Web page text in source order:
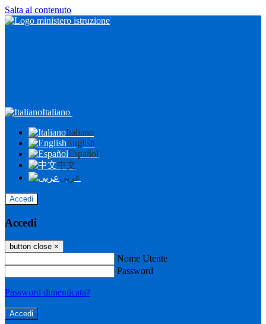
Salta al contenuto
Italiano
Italiano
English
Español
中文
عربى
Accedi
Accedi
button close ×
Nome Utente
Password
Password dimenticata?